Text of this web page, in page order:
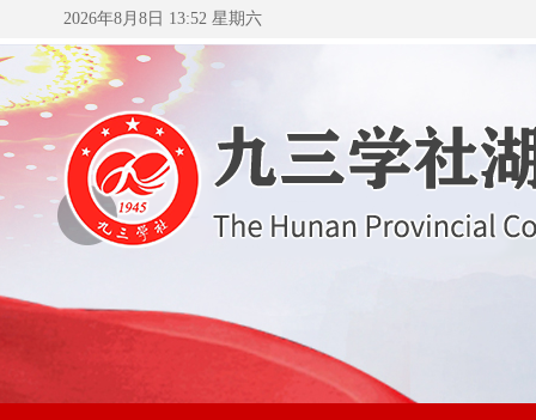
2026年8月8日 13:52 星期六